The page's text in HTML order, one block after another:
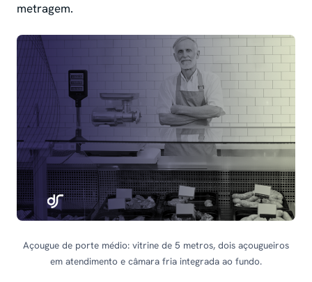
metragem.
Açougue de porte médio: vitrine de 5 metros, dois açougueiros
em atendimento e câmara fria integrada ao fundo.